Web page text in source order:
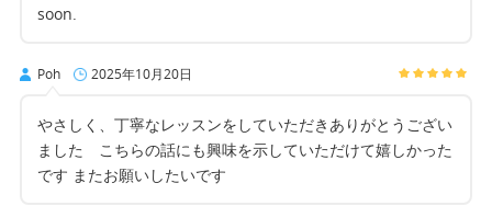
soon.
Poh 2025年10月20日
やさしく、丁寧なレッスンをしていただきありがとうござい
ました こちらの話にも興味を示していただけて嬉しかった
です またお願いしたいです